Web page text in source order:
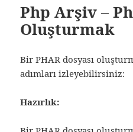
Php Arşiv –
Oluşturmak
Bir PHAR dosyası
adımları izleyebilirsiniz:
Hazırlık: